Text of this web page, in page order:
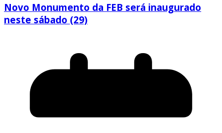
Novo Monumento da FEB será inaugurado
neste sábado (29)